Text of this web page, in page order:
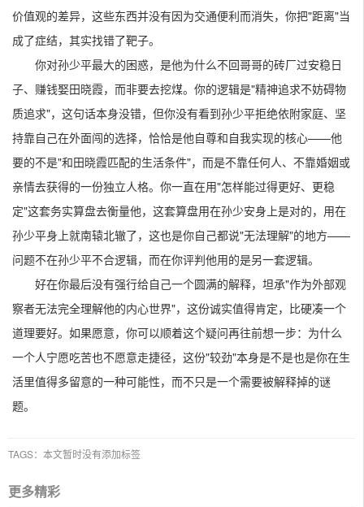
价值观的差异，这些东西并没有因为交通便利而消失，你把"距离"当
成了症结，其实找错了靶子。
你对孙少平最大的困惑，是他为什么不回哥哥的砖厂过安稳日
子、赚钱娶田晓霞，而非要去挖煤。你的逻辑是"精神追求不妨碍物
质追求"，这句话本身没错，但你没有看到孙少平拒绝依附家庭、坚
持靠自己在外面闯的选择，恰恰是他自尊和自我实现的核心——他
要的不是"和田晓霞匹配的生活条件"，而是不靠任何人、不靠婚姻或
亲情去获得的一份独立人格。你一直在用"怎样能过得更好、更稳
定"这套务实算盘去衡量他，这套算盘用在孙少安身上是对的，用在
孙少平身上就南辕北辙了，这也是你自己都说"无法理解"的地方——
问题不在孙少平不合逻辑，而在你评判他用的是另一套逻辑。
好在你最后没有强行给自己一个圆满的解释，坦承"作为外部观
察者无法完全理解他的内心世界"，这份诚实值得肯定，比硬凑一个
道理要好。如果愿意，你可以顺着这个疑问再往前想一步：为什么
一个人宁愿吃苦也不愿意走捷径，这份"较劲"本身是不是也是你在生
活里值得多留意的一种可能性，而不只是一个需要被解释掉的谜
题。
TAGS：本文暂时没有添加标签
更多精彩